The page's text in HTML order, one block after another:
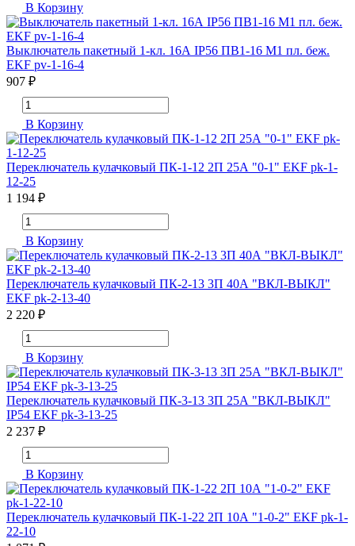
В Корзину
Выключатель пакетный 1-кл. 16А IP56 ПВ1-16 М1 пл. беж.
EKF pv-1-16-4
907 ₽
В Корзину
Переключатель кулачковый ПК-1-12 2П 25А "0-1" EKF pk-1-
12-25
1 194 ₽
В Корзину
Переключатель кулачковый ПК-2-13 3П 40А "ВКЛ-ВЫКЛ"
EKF pk-2-13-40
2 220 ₽
В Корзину
Переключатель кулачковый ПК-3-13 3П 25А "ВКЛ-ВЫКЛ"
IP54 EKF pk-3-13-25
2 237 ₽
В Корзину
Переключатель кулачковый ПК-1-22 2П 10А "1-0-2" EKF pk-1-
22-10